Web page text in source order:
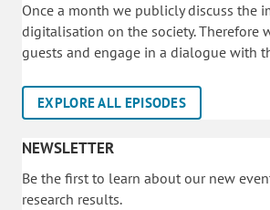
Once a month we publicly discuss the
digitalisation on the society. Therefore
guests and engage in a dialogue with
EXPLORE ALL EPISODES
NEWSLETTER
Be the first to learn about our new
research results.